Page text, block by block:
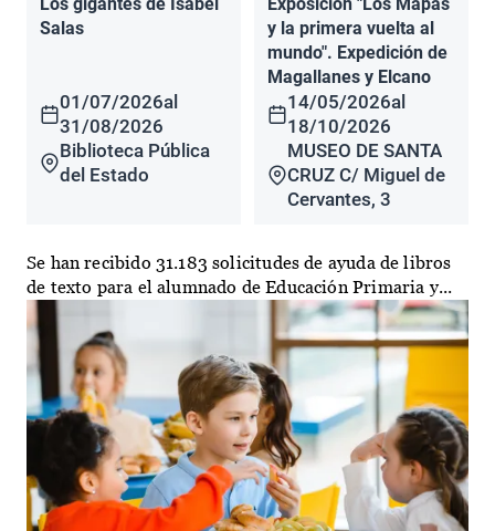
Salas
01/07/2026al
31/08/2026
Biblioteca Pública
del Estado
y la primera vuelta al
mundo". Expedición de
Magallanes y Elcano
14/05/2026al
18/10/2026
MUSEO DE SANTA
CRUZ C/ Miguel de
Cervantes, 3
Se han recibido 31.183 solicitudes de ayuda de libros
de texto para el alumnado de Educación Primaria y...